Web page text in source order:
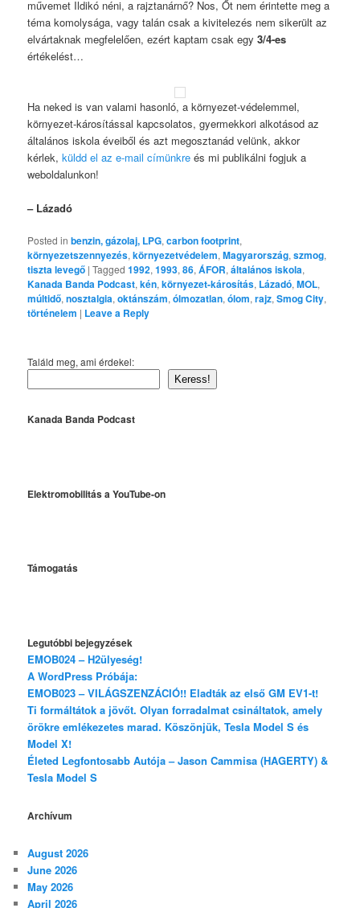
művemet Ildikó néni, a rajztanárnő? Nos, Őt nem érintette meg a
téma komolysága, vagy talán csak a kivitelezés nem sikerült az
elvártaknak megfelelően, ezért kaptam csak egy3/4-es
értékelést…
Ha neked is van valami hasonló, a környezet-védelemmel,
környezet-károsítással kapcsolatos, gyermekkori alkotásod az
általános iskola éveiből és azt megosztanád velünk, akkor
kérlek,küldd el az e-mail címünkre és mi publikálni fogjuk a
weboldalunkon!
– Lázadó
Posted in benzin, gázolaj, LPG,carbon footprint,
környezetszennyezés,környezetvédelem,Magyarország,szmog,
tiszta levegő |Tagged 1992,1993,86,ÁFOR,általános iskola,
Kanada Banda Podcast,kén,környezet-károsítás, Lázadó,MOL,
múltidő,nosztalgia,oktánszám,ólmozatlan,ólom,rajz,Smog City,
történelem | Leave a Reply
Találd meg, ami érdekel:
Keress!
Kanada Banda Podcast
Elektromobilitás a YouTube-on
Támogatás
Legutóbbi bejegyzések
EMOB024 – H2ülyeség!
A WordPress Próbája:
EMOB023 – VILÁGSZENZÁCIÓ!! Eladták az első GM EV1-t!
Ti formáltátok a jövőt. Olyan forradalmat csináltatok, amely
örökre emlékezetes marad. Köszönjük, Tesla Model S és
Model X!
Életed Legfontosabb Autója – Jason Cammisa (HAGERTY) &
Tesla Model S
Archívum
August 2026
June 2026
May 2026
April 2026